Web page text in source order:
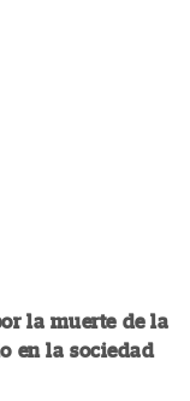
la muerte de la
en la sociedad